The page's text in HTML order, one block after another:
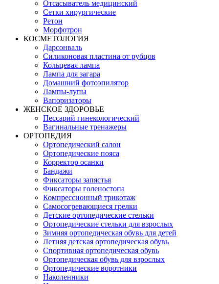
Отсасыватель медицинский
Сетки хирургические
Ретон
Морфотрон
КОСМЕТОЛОГИЯ
Дарсонваль
Силиконовая пластина от рубцов
Кольцевая лампа
Лампа для загара
Домашний фотоэпилятор
Лампы-лупы
Вапоризаторы
ЖЕНСКОЕ ЗДОРОВЬЕ
Пессарий гинекологический
Вагинальные тренажеры
ОРТОПЕДИЯ
Ортопедический салон
Ортопедические пояса
Корректор осанки
Бандажи
Фиксаторы запястья
Фиксаторы голеностопа
Компрессионный трикотаж
Самосогревающиеся грелки
Детские ортопедические стельки
Ортопедические стельки для взрослых
Зимняя ортопедическая обувь для детей
Летняя детская ортопедическая обувь
Спортивная ортопедическая обувь
Ортопедическая обувь для взрослых
Ортопедические воротники
Наколенники